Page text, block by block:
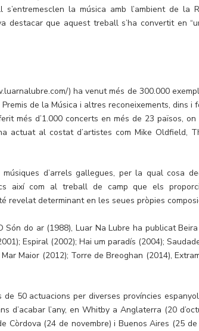
la música amb l’ambient de la
destacar que aquest treball s’ha convertit en
) ha venut més de 300.000
de la Música i altres reconeixements, dins i
més d’1.000 concerts en més de 23 països,
actuat al costat d’artistes com Mike Oldfield,
d’arrels gallegues, per la qual cosa
així com al treball de camp que els
revelat determinant en les seues pròpies
do ar (1988), Luar Na Lubre ha publicat
Espiral (2002); Hai um paradís (2004);
Maior (2012); Torre de Breoghan (2014),
50 actuacions per diverses províncies
d’acabar l’any, en Whitby a Anglaterra (20
(24 de novembre) i Buenos Aires (25 de